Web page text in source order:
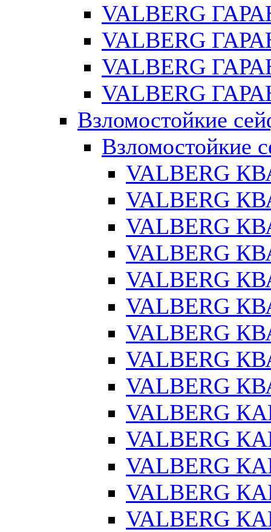
VALBERG
VALBERG
VALBERG
VALBERG
Взломостойкие
Взломостойкие
VALBERG
VALBERG
VALBERG
VALBERG
VALBERG
VALBERG
VALBERG
VALBERG
VALBERG
VALBERG
VALBERG
VALBERG
VALBERG
VALBERG